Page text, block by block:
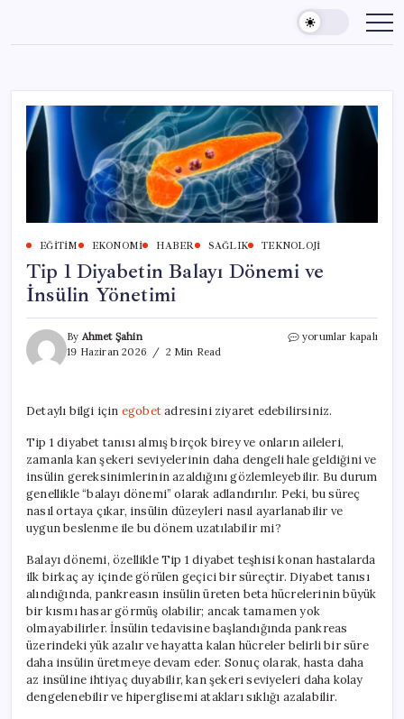
content
EĞITIM EKONOMI HABER SAĞLIK TEKNOLOJI
Tip 1 Diyabetin Balayı Dönemi ve
İnsülin Yönetimi
By Ahmet Şahin
19 Haziran 2026
2 Min Read
Tip
ve
Yönetimi
için
yorumlar kapalı
Detaylı bilgi için egobetadresini ziyaret edebilirsiniz.
Tip 1 diyabet tanısı almış birçok birey ve onların aileleri,
zamanla kan şekeri seviyelerinin daha dengeli hale geldiğini ve
insülin gereksinimlerinin azaldığını gözlemleyebilir. Bu durum
genellikle “balayı dönemi” olarak adlandırılır. Peki, bu süreç
nasıl ortaya çıkar, insülin düzeyleri nasıl ayarlanabilir ve
uygun beslenme ile bu dönem uzatılabilir mi?
Balayı dönemi, özellikle Tip 1 diyabet teşhisi konan hastalarda
ilk birkaç ay içinde görülen geçici bir süreçtir. Diyabet tanısı
alındığında, pankreasın insülin üreten beta hücrelerinin büyük
bir kısmı hasar görmüş olabilir; ancak tamamen yok
olmayabilirler. İnsülin tedavisine başlandığında pankreas
üzerindeki yük azalır ve hayatta kalan hücreler belirli bir süre
daha insülin üretmeye devam eder. Sonuç olarak, hasta daha
az insüline ihtiyaç duyabilir, kan şekeri seviyeleri daha kolay
dengelenebilir ve hiperglisemi atakları sıklığı azalabilir.